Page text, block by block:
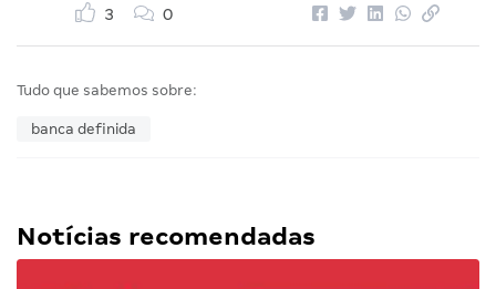
3 0
Tudo que sabemos sobre:
banca definida
Notícias recomendadas